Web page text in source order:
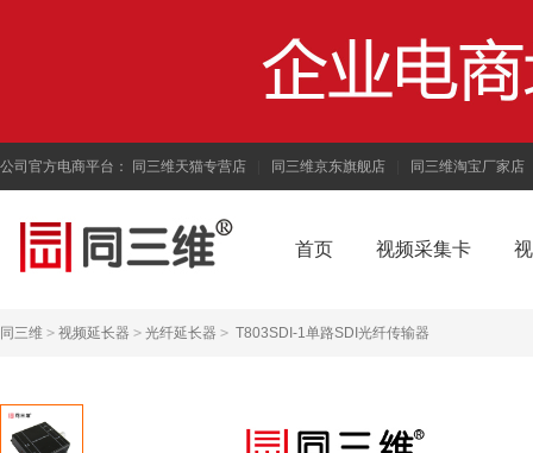
公司官方电商平台： 同三维天猫专营店 同三维京东旗舰店 同三维淘宝厂家店
首页 视频采集卡
同三维 > 视频延长器 > 光纤延长器 > T803SDI-1单路SDI光纤传输器